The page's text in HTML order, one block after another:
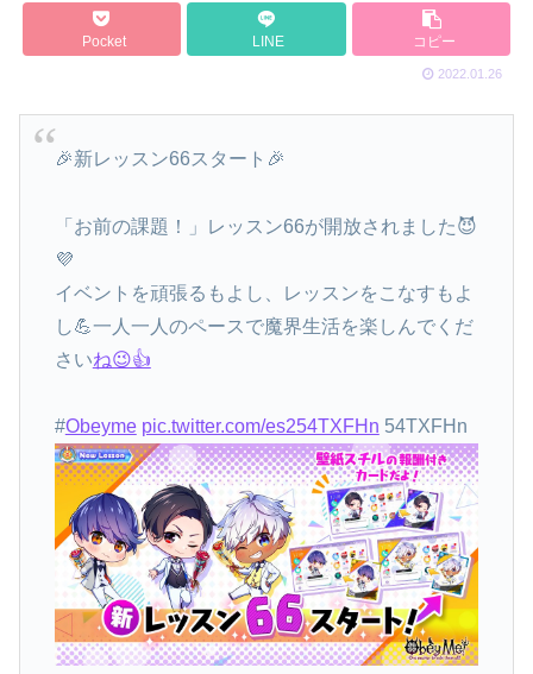
Pocket LINE コピー
2022.01.26
🎉新レッスン66スタート🎉
「お前の課題！」レッスン66が開放されました😈
💜
イベントを頑張るもよし、レッスンをこなすもよ
し💪一人一人のペースで魔界生活を楽しんでくだ
さいね😉👍
#Obeyme pic.twitter.com/es254TXFHn 54TXFHn